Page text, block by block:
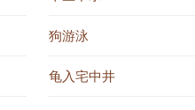
狗游泳
龟入宅中井